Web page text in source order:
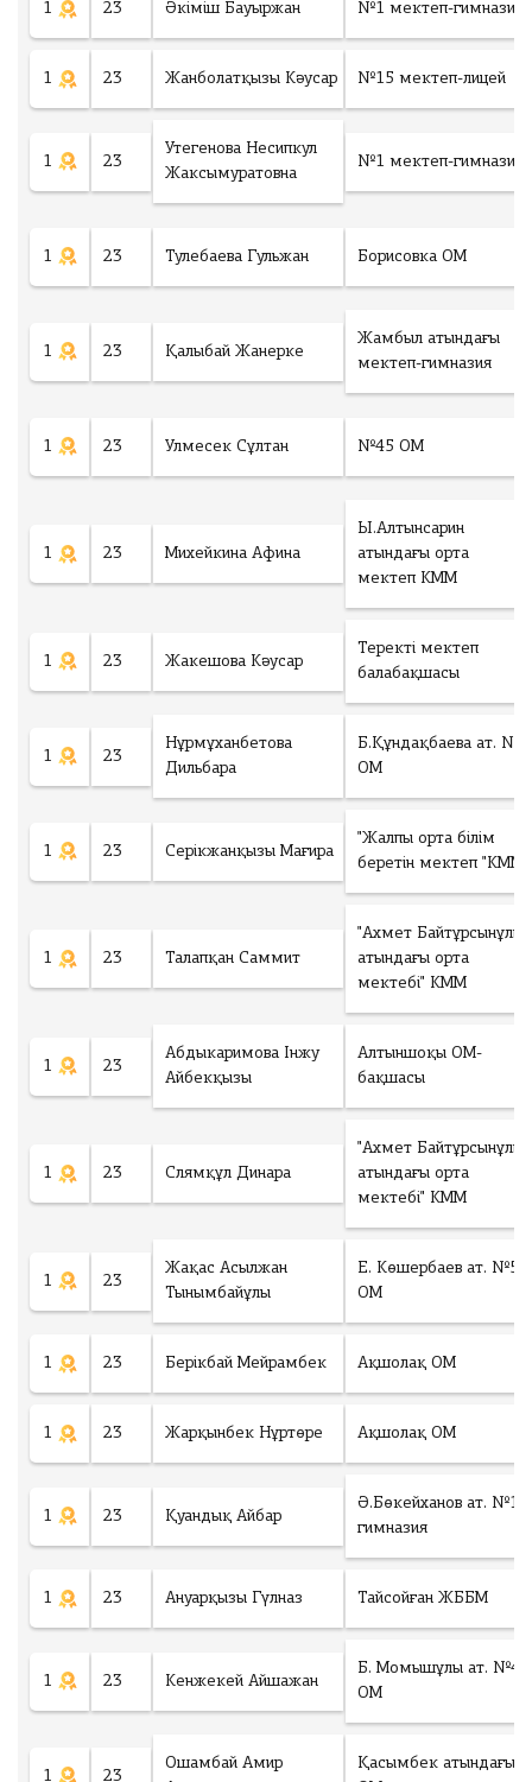
1 23 Әкіміш Бауыржан №1 мектеп-гимназия
1 23 Жанболатқызы Кәусар №15 мектеп-лицей
1 23
Утегенова Несипкул
Жаксымуратовна
№1 мектеп-гимназия
1 23 Тулебаева Гульжан Борисовка ОМ
1 23 Қалыбай Жанерке
Жамбыл атындағы
мектеп-гимназия
1 23 Улмесек Сұлтан №45 ОМ
1 23 Михейкина Афина
Ы.Алтынсарин
атындағы орта
мектеп КММ
1 23 Жакешова Кәусар
Теректі мектеп
балабақшасы
1 23
Нұрмұханбетова
Дильбара
Б.Құндақбаева ат. №1
ОМ
1 23 Серікжанқызы Мағира
"Жалпы орта білім
беретін мектеп "КММ
1 23 Талапқан Саммит
"Ахмет Байтұрсынұлы
атындағы орта
мектебі" КММ
1 23
Абдыкаримова Інжу
Айбекқызы
Алтыншоқы ОМ-
бақшасы
1 23 Слямқұл Динара
"Ахмет Байтұрсынұлы
атындағы орта
мектебі" КММ
1 23
Жақас Асылжан
Тынымбайұлы
Е. Көшербаев ат. №57
ОМ
1 23 Берікбай Мейрамбек Ақшолақ ОМ
1 23 Жарқынбек Нұртөре Ақшолақ ОМ
1 23 Қуандық Айбар
Ә.Бөкейханов ат. №1
гимназия
1 23 Ануарқызы Гүлназ Тайсойған ЖББМ
1 23 Кенжекей Айшажан
Б. Момышұлы ат. №43
ОМ
1 23
Ошамбай Амир
Қасымбек атындағы